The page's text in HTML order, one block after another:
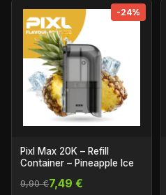
-24%
Pixl Max 20K – Refill
Container – Pineapple Ice
9,90 €7,49 €